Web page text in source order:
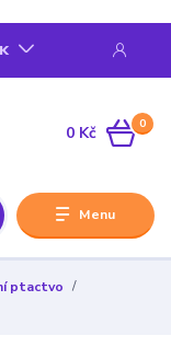
Menu
0
0 Kč
ptactvo